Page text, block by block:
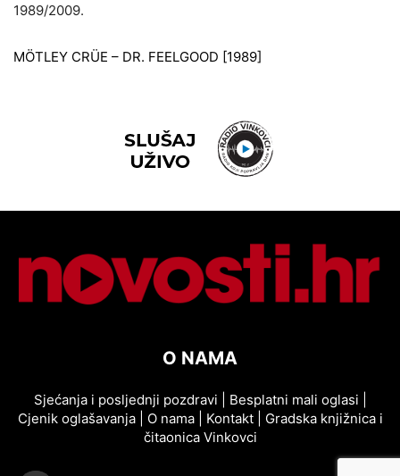
1989/2009.
MÖTLEY CRÜE – DR. FEELGOOD [1989]
O NAMA
Sjećanja i posljednji pozdravi Besplatni mali oglasi
Cjenik oglašavanja| O nama| Kontakt| Gradska knjižnica i
čitaonica Vinkovci